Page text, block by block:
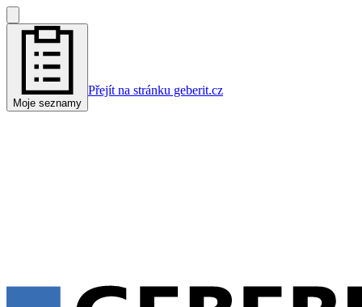
Moje seznamy
Přejít na stránku geberit.cz